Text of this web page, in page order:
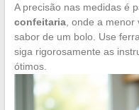
A precisão nas medidas é
confeitaria, onde a menor
sabor de um bolo. Use
siga rigorosamente as
ótimos.